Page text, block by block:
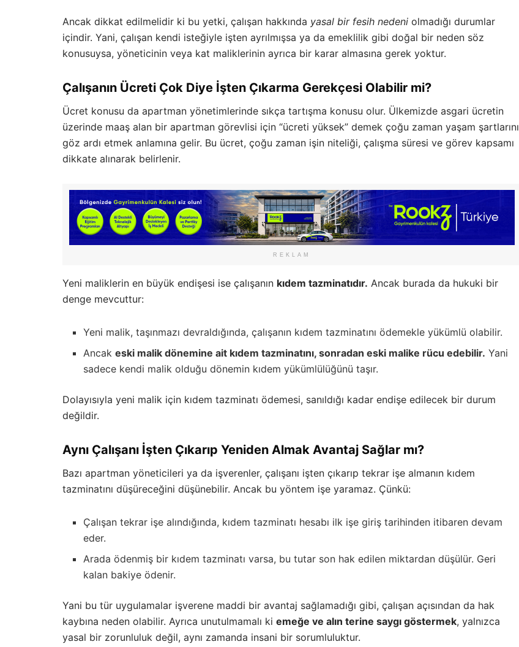
Ancak dikkat edilmelidir ki bu yetki, çalışan hakkında yasal bir fesih nedeni olmadığı durumlar
içindir. Yani, çalışan kendi isteğiyle işten ayrılmışsa ya da emeklilik gibi doğal bir neden söz
konusuysa, yöneticinin veya kat maliklerinin ayrıca bir karar almasına gerek yoktur.
Çalışanın Ücreti Çok Diye İşten Çıkarma Gerekçesi Olabilir mi?
Ücret konusu da apartman yönetimlerinde sıkça tartışma konusu olur. Ülkemizde asgari ücretin
üzerinde maaş alan bir apartman görevlisi için “ücreti yüksek” demek çoğu zaman yaşam şartlarını
göz ardı etmek anlamına gelir. Bu ücret, çoğu zaman işin niteliği, çalışma süresi ve görev kapsamı
dikkate alınarak belirlenir.
REKLAM
Yeni maliklerin en büyük endişesi ise çalışanın kıdem tazminatıdır. Ancak burada da hukuki bir
denge mevcuttur:
Yeni malik, taşınmazı devraldığında, çalışanın kıdem tazminatını ödemekle yükümlü olabilir.
Ancakeski malik dönemine ait kıdem tazminatını, sonradan eski malike rücu edebilir. Yani
sadece kendi malik olduğu dönemin kıdem yükümlülüğünü taşır.
Dolayısıyla yeni malik için kıdem tazminatı ödemesi, sanıldığı kadar endişe edilecek bir durum
değildir.
Aynı Çalışanı İşten Çıkarıp Yeniden Almak Avantaj Sağlar mı?
Bazı apartman yöneticileri ya da işverenler, çalışanı işten çıkarıp tekrar işe almanın kıdem
tazminatını düşüreceğini düşünebilir. Ancak bu yöntem işe yaramaz. Çünkü:
Çalışan tekrar işe alındığında, kıdem tazminatı hesabı ilk işe giriş tarihinden itibaren devam
eder.
Arada ödenmiş bir kıdem tazminatı varsa, bu tutar son hak edilen miktardan düşülür. Geri
kalan bakiye ödenir.
Yani bu tür uygulamalar işverene maddi bir avantaj sağlamadığı gibi, çalışan açısından da hak
kaybına neden olabilir. Ayrıca unutulmamalı ki emeğe ve alın terine saygı göstermek, yalnızca
yasal bir zorunluluk değil, aynı zamanda insani bir sorumluluktur.